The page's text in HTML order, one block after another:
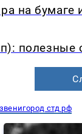
на
полезные
стд рф